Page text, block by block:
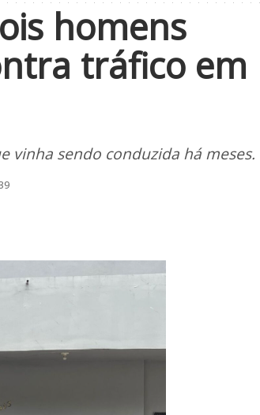
homens
tráfico em
vinha sendo conduzida há meses.